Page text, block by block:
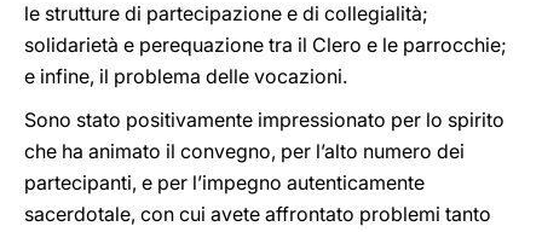
le strutture di partecipazione e di collegialità;
solidarietà e perequazione tra il Clero e le parrocchie;
e infine, il problema delle vocazioni.
Sono stato positivamente impressionato per lo spirito
che ha animato il convegno, per l’alto numero dei
partecipanti, e per l’impegno autenticamente
sacerdotale, con cui avete affrontato problemi tanto